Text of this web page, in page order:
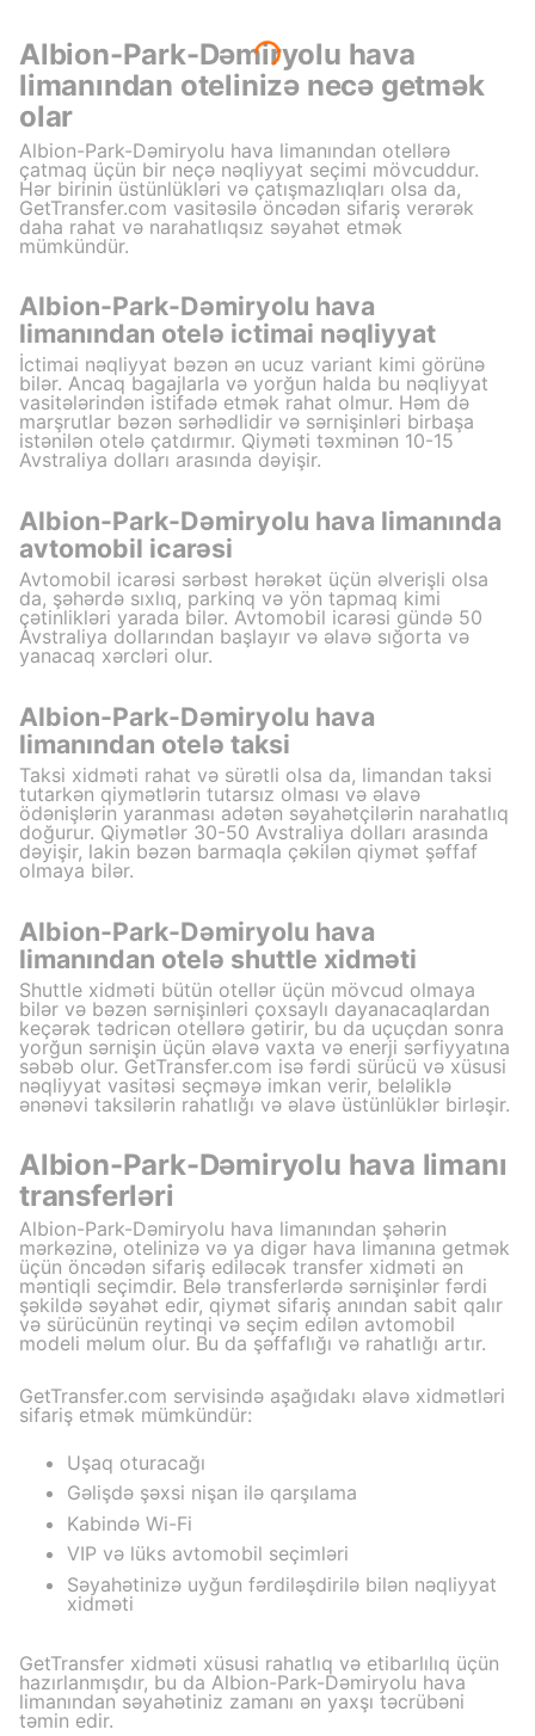
Albion-Park-Dəmiryolu hava
limanından otelinizə necə getmək
olar
Albion-Park-Dəmiryolu hava limanından otellərə
çatmaq üçün bir neçə nəqliyyat seçimi mövcuddur.
Hər birinin üstünlükləri və çatışmazlıqları olsa da,
GetTransfer.com vasitəsilə öncədən sifariş verərək
daha rahat və narahatlıqsız səyahət etmək
mümkündür.
Albion-Park-Dəmiryolu hava
limanından otelə ictimai nəqliyyat
İctimai nəqliyyat bəzən ən ucuz variant kimi görünə
bilər. Ancaq bagajlarla və yorğun halda bu nəqliyyat
vasitələrindən istifadə etmək rahat olmur. Həm də
marşrutlar bəzən sərhədlidir və sərnişinləri birbaşa
istənilən otelə çatdırmır. Qiyməti təxminən 10-15
Avstraliya dolları arasında dəyişir.
Albion-Park-Dəmiryolu hava limanında
avtomobil icarəsi
Avtomobil icarəsi sərbəst hərəkət üçün əlverişli olsa
da, şəhərdə sıxlıq, parkinq və yön tapmaq kimi
çətinlikləri yarada bilər. Avtomobil icarəsi gündə 50
Avstraliya dollarından başlayır və əlavə sığorta və
yanacaq xərcləri olur.
Albion-Park-Dəmiryolu hava
limanından otelə taksi
Taksi xidməti rahat və sürətli olsa da, limandan taksi
tutarkən qiymətlərin tutarsız olması və əlavə
ödənişlərin yaranması adətən səyahətçilərin narahatlıq
doğurur. Qiymətlər 30-50 Avstraliya dolları arasında
dəyişir, lakin bəzən barmaqla çəkilən qiymət şəffaf
olmaya bilər.
Albion-Park-Dəmiryolu hava
limanından otelə shuttle xidməti
Shuttle xidməti bütün otellər üçün mövcud olmaya
bilər və bəzən sərnişinləri çoxsaylı dayanacaqlardan
keçərək tədricən otellərə gətirir, bu da uçuçdan sonra
yorğun sərnişin üçün əlavə vaxta və enerji sərfiyyatına
səbəb olur. GetTransfer.com isə fərdi sürücü və xüsusi
nəqliyyat vasitəsi seçməyə imkan verir, beləliklə
ənənəvi taksilərin rahatlığı və əlavə üstünlüklər birləşir.
Albion-Park-Dəmiryolu hava limanı
transferləri
Albion-Park-Dəmiryolu hava limanından şəhərin
mərkəzinə, otelinizə və ya digər hava limanına getmək
üçün öncədən sifariş ediləcək transfer xidməti ən
məntiqli seçimdir. Belə transferlərdə sərnişinlər fərdi
şəkildə səyahət edir, qiymət sifariş anından sabit qalır
və sürücünün reytinqi və seçim edilən avtomobil
modeli məlum olur. Bu da şəffaflığı və rahatlığı artır.
GetTransfer.com servisində aşağıdakı əlavə xidmətləri
sifariş etmək mümkündür:
Uşaq oturacağı
Gəlişdə şəxsi nişan ilə qarşılama
Kabində Wi-Fi
VIP və lüks avtomobil seçimləri
Səyahətinizə uyğun fərdiləşdirilə bilən nəqliyyat
xidməti
GetTransfer xidməti xüsusi rahatlıq və etibarlılıq üçün
hazırlanmışdır, bu da Albion-Park-Dəmiryolu hava
limanından səyahətiniz zamanı ən yaxşı təcrübəni
təmin edir.